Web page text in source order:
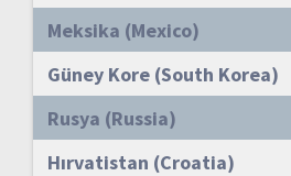
Meksika (Mexico)
Güney Kore (South Korea)
Rusya (Russia)
Hırvatistan (Croatia)